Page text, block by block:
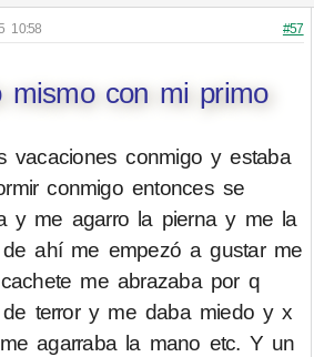
10:58 #57
mismo con mi primo
vacaciones conmigo y estaba
conmigo entonces se
y me agarro la pierna y me la
ahí me empezó a gustar me
me abrazaba por q
terror y me daba miedo y x
agarraba la mano etc. Y un